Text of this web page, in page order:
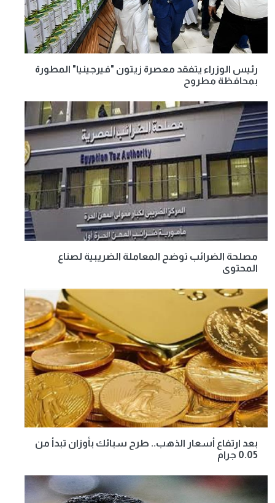
رئيس الوزراء يتفقد معصرة زيتون "فيرجينيا" المطورة
بمحافظة مطروح
مصلحة الضرائب توضح المعاملة الضريبية لصناع
المحتوى
بعد ارتفاع أسعار الذهب.. طرح سبائك بأوزان تبدأ من
0.05 جرام